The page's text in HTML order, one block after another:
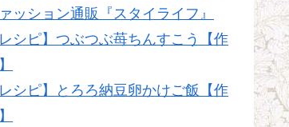
ッション通販『スタイライフ』
レシピ】つぶつぶ苺ちんすこう【作
シピ】とろろ納豆卵かけご飯【作